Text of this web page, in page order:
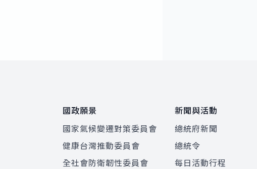
國政願景
國家氣候變遷對策委員會
健康台灣推動委員會
全社會防衛韌性委員會
新聞與活動
總統府新聞
總統令
每日活動行程